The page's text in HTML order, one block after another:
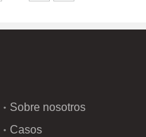
Sobre nosotros
Casos